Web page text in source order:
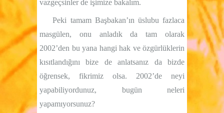
vazgeçsinler de işimize bakalım.
Peki tamam Başbakan’ın üslubu fazlaca
masgülen, onu anladık da tam olarak
2002’den bu yana hangi hak ve özgürlüklerin
kısıtlandığını bize de anlatsanız da bizde
öğrensek, fikrimiz olsa. 2002’de neyi
yapabiliyordunuz, bugün neleri
yapamıyorsunuz?